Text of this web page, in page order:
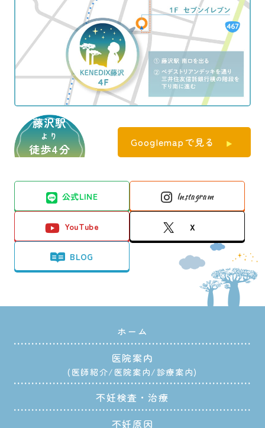
藤沢駅
より
徒歩4分 Googlemapで見る
公式LINE Instagram
YouTube X
BLOG
ホーム
医院案内
医師紹介 医院案内 診療案内
不妊検査・治療
不妊原因